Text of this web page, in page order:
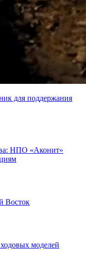
для поддержания
НПО «Аконит»
Восток
моделей